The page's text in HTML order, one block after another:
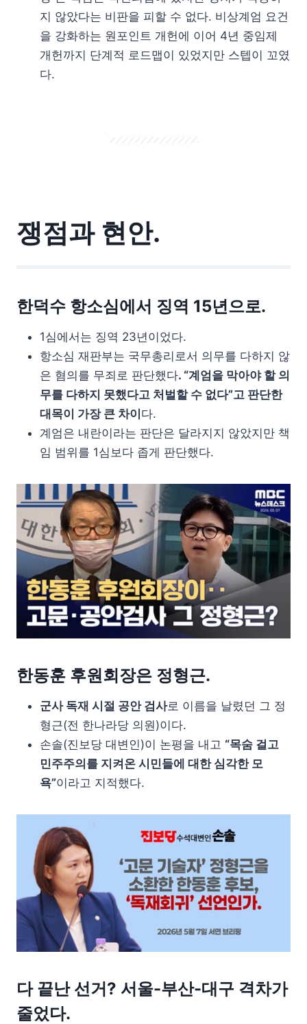
지 않았다는 비판을 피할 수 없다. 비상계엄 요건
을 강화하는 원포인트 개헌에 이어 4년 중임제
개헌까지 단계적 로드맵이 있었지만 스텝이 꼬였
다.
쟁점과 현안.
한덕수 항소심에서 징역 15년으로.
1심에서는 징역 23년이었다.
항소심 재판부는 국무총리로서 의무를 다하지 않
은 혐의를 무죄로 판단했다. “계엄을 막아야 할 의
무를 다하지 못했다고 처벌할 수 없다”고 판단한
대목이 가장 큰 차이 다.
계엄은 내란이라는 판단은 달라지지 않았지만 책
임 범위를 1심보다 좁게 판단했다.
한동훈 후원회장은 정형근.
군사 독재 시절 공안 검사로 이름을 날렸던 그 정
형근(전 한나라당 의원)이다.
손솔(진보당 대변인)이 논평을 내고 “목숨 걸고
민주주의를 지켜온 시민들에 대한 심각한 모
욕”이라고 지적했다.
다 끝난 선거? 서울-부산-대구 격차가
줄었다.